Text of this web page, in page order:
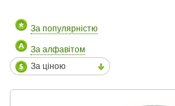
За популярністю
За алфавітом
За ціною